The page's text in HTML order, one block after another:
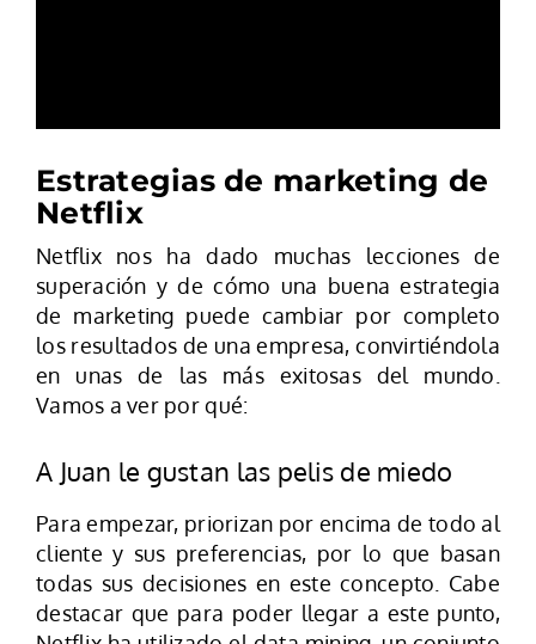
Estrategias de marketing de
Netflix
Netflix nos ha dado muchas lecciones de
superación y de cómo una buena estrategia
de marketing puede cambiar por completo
los resultados de una empresa, convirtiéndola
en unas de las más exitosas del mundo.
Vamos a ver por qué:
A Juan le gustan las pelis de miedo
Para empezar, priorizan por encima de todo al
cliente y sus preferencias, por lo que basan
todas sus decisiones en este concepto. Cabe
destacar que para poder llegar a este punto,